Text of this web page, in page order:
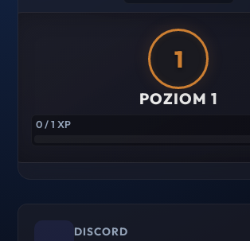
1
POZIOM 1
0 / 1 XP
DISCORD